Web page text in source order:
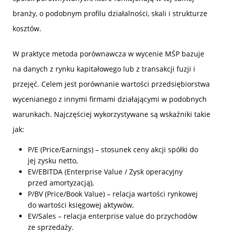
branży, o podobnym profilu działalności, skali i strukturze
kosztów.
W praktyce metoda porównawcza w wycenie MŚP bazuje
na danych z rynku kapitałowego lub z transakcji fuzji i
przejęć. Celem jest porównanie wartości przedsiębiorstwa
wycenianego z innymi firmami działającymi w podobnych
warunkach. Najczęściej wykorzystywane są wskaźniki takie
jak:
P/E (Price/Earnings) – stosunek ceny akcji spółki do
jej zysku netto,
EV/EBITDA (Enterprise Value / Zysk operacyjny
przed amortyzacją),
P/BV (Price/Book Value) – relacja wartości rynkowej
do wartości księgowej aktywów,
EV/Sales – relacja enterprise value do przychodów
ze sprzedaży.